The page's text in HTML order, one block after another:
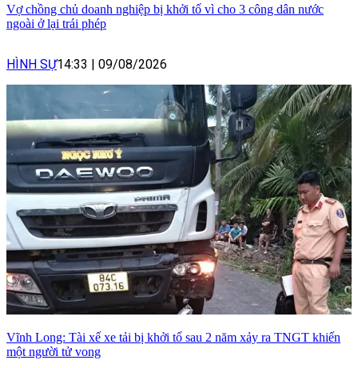
Vợ chồng chủ doanh nghiệp bị khởi tố vì cho 3 công dân nước
ngoài ở lại trái phép
HÌNH SỰ14:33 09/08/2026
Vĩnh Long: Tài xế xe tải bị khởi tố sau 2 năm xảy ra TNGT khiến
một người tử vong